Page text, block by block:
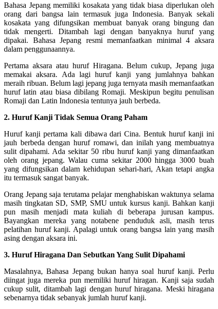
Bahasa Jepang memiliki kosakata yang tidak biasa diperlukan oleh
orang dari bangsa lain termasuk juga Indonesia. Banyak sekali
kosakata yang difungsikan membuat banyak orang bingung dan
tidak mengerti. Ditambah lagi dengan banyaknya huruf yang
dipakai. Bahasa Jepang resmi memanfaatkan minimal 4 aksara
dalam penggunaannya.
Pertama aksara atau huruf Hiragana. Belum cukup, Jepang juga
memakai aksara. Ada lagi huruf kanji yang jumlahnya bahkan
meraih ribuan. Belum lagi jepang juga ternyata masih memanfaatkan
huruf latin atau biasa dibilang Romaji. Meskipun begitu penulisan
Romaji dan Latin Indonesia tentunya jauh berbeda.
2. Huruf Kanji Tidak Semua Orang Paham
Huruf kanji pertama kali dibawa dari Cina. Bentuk huruf kanji ini
jauh berbeda dengan huruf romawi, dan inilah yang membuatnya
sulit dipahami. Ada sekitar 50 ribu huruf kanji yang dimanfaatkan
oleh orang jepang. Walau cuma sekitar 2000 hingga 3000 buah
yang difungsikan dalam kehidupan sehari-hari, Akan tetapi angka
itu termasuk sangat banyak.
Orang Jepang saja terutama pelajar menghabiskan waktunya selama
masih tingkatan SD, SMP, SMU untuk kursus kanji. Bahkan kanji
pun masih menjadi mata kuliah di beberapa jurusan kampus.
Bayangkan mereka yang notabene penduduk asli, masih terus
pelatihan huruf kanji. Apalagi untuk orang bangsa lain yang masih
asing dengan aksara ini.
3. Huruf Hiragana Dan Sebutkan Yang Sulit Dipahami
Masalahnya, Bahasa Jepang bukan hanya soal huruf kanji. Perlu
diingat juga mereka pun memiliki huruf hiragan. Kanji saja sudah
cukup sulit, ditambah lagi dengan huruf hiragana. Meski hiragana
sebenarnya tidak sebanyak jumlah huruf kanji.